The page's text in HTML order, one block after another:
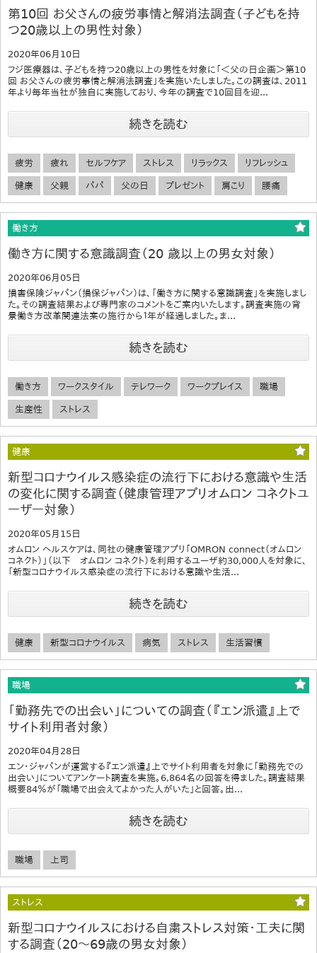
第10回 お父さんの疲労事情と解消法調査（子どもを持
つ20歳以上の男性対象）
2020年06月10日
フジ医療器は、子どもを持つ20歳以上の男性を対象に「＜父の日企画＞第10
回 お父さんの疲労事情と解消法調査」を実施いたしました。この調査は、2011
年より毎年当社が独自に実施しており、今年の調査で10回目を迎...
続きを読む
疲労 疲れ セルフケア ストレス リラックス リフレッシュ
健康 父親 パパ 父の日 プレゼント 肩こり 腰痛
働き方
働き方に関する意識調査（20 歳以上の男女対象）
2020年06月05日
損害保険ジャパン（損保ジャパン）は、「働き方に関する意識調査」を実施しまし
た。その調査結果および専門家のコメントをご案内いたします。調査実施の背
景働き方改革関連法案の施行から１年が経過しました。ま...
続きを読む
働き方 ワークスタイル テレワーク ワークプレイス 職場
生産性 ストレス
健康
新型コロナウイルス感染症の流行下における意識や生活
の変化に関する調査（健康管理アプリオムロン コネクトユ
ーザー対象）
2020年05月15日
オムロン ヘルスケアは、同社の健康管理アプリ「OMRON connect（オムロン
コネクト）」（以下 オムロン コネクト）を利用するユーザ約30,000人を対象に、
「新型コロナウイルス感染症の流行下における意識や生活...
続きを読む
健康 新型コロナウイルス 病気 ストレス 生活習慣
職場
「勤務先での出会い」についての調査（『エン派遣』上で
サイト利用者対象）
2020年04月28日
エン・ジャパンが運営する『エン派遣』上でサイト利用者を対象に「勤務先での
出会い」についてアンケート調査を実施。6,864名の回答を得ました。調査結果
概要84％が「職場で出会えてよかった人がいた」と回答。出...
続きを読む
職場 上司
ストレス
新型コロナウイルスにおける自粛ストレス対策・工夫に関
する調査（20～69歳の男女対象）